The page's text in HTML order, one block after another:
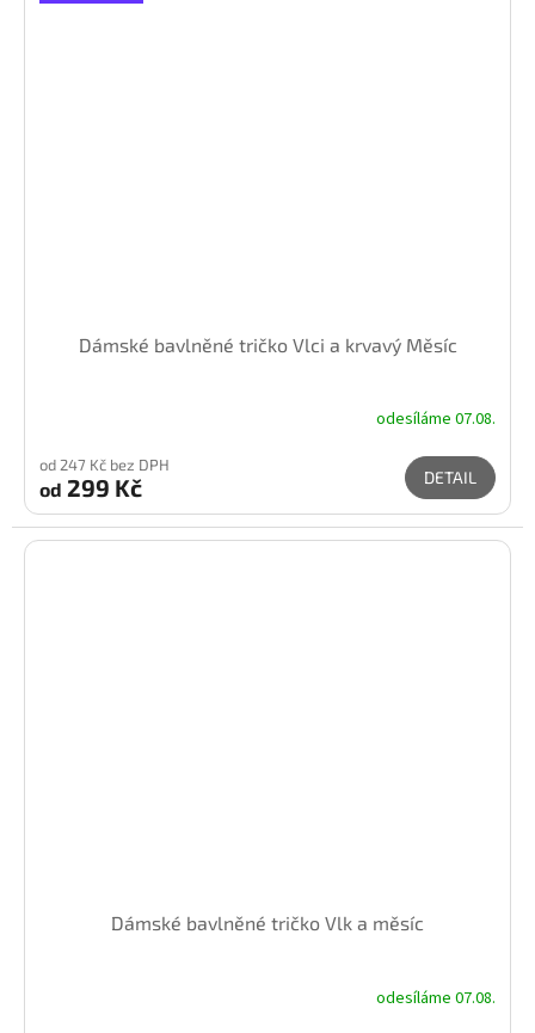
Dámské bavlněné tričko Vlci a krvavý Měsíc
odesíláme 07.08.
od 247 Kč bez DPH
od 299 Kč DETAIL
Dámské bavlněné tričko Vlk a měsíc
odesíláme 07.08.